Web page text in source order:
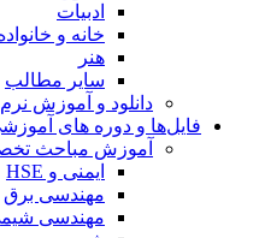
ادبیات
خانه و خانواده
هنر
سایر مطالب
دانلود و آموزش نرم افزار
فایل‌ها و دوره های آموزشی
آموزش مباحث تخصصی
ایمنی و HSE
مهندسی برق
مهندسی شیمی